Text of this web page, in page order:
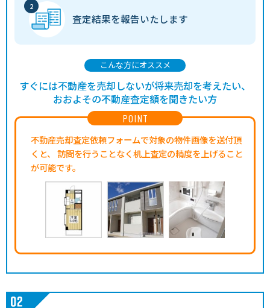
査定結果を報告いたします
POINT
不動産売却査定依頼フォームで対象の物件画像を送付頂
くと、
訪問を行うことなく机上査定の精度を上げること
が可能です。
こんな方にオススメ
すぐには不動産を売却しないが将来売却を考えたい、
おおよその不動産査定額を聞きたい方